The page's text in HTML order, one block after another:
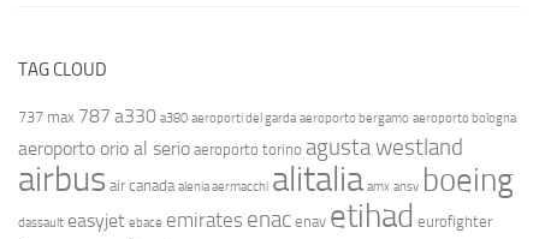
TAG CLOUD
737 max 787 a330 a380 aeroporti del garda aeroporto bergamo aeroporto bologna
aeroporto orio al serio aeroporto torino agusta westland
airbus air canada alenia aermacchi alitalia amx ansv boeing
dassault easyjet ebace emirates enac enav etihad eurofighter